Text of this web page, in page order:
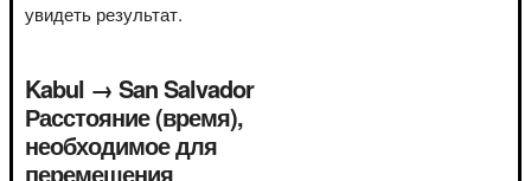
увидеть результат.
Kabul → San Salvador
Расстояние (время),
необходимое для
перемещения